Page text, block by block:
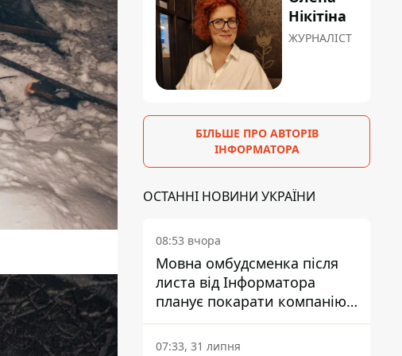
Нікітіна
ЖУРНАЛІСТ
БІЛЬШЕ ПРО АВТОРІВ
ІНФОРМАТОРА
ОСТАННІ НОВИНИ УКРАЇНИ
08:53 вчора
Мовна омбудсменка після
листа від Інформатора
планує покарати компанію-
підрядника ПриватБанку
07:33, 31 липня